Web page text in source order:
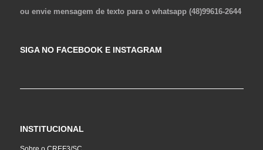
ou envie mensagem de texto para o whatsapp (48)99616-2644
SIGA NO FACEBOOK E INSTAGRAM
INSTITUCIONAL